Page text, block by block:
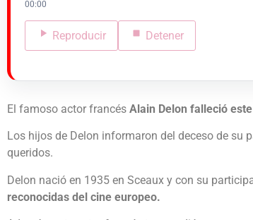
00:00
Reproducir Detener
El famoso actor francés Alain Delon falleció
Los hijos de Delon informaron del deceso de su
queridos.
Delon nació en 1935 en Sceaux y con su
reconocidas del cine europeo.